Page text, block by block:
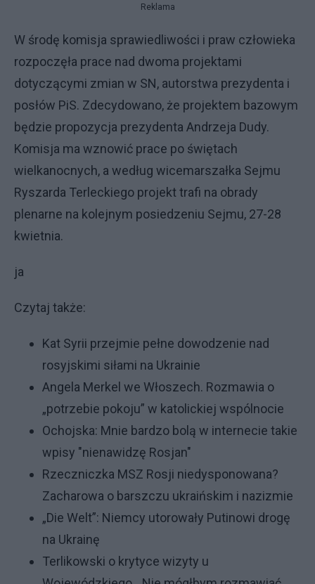
Reklama
W środę komisja sprawiedliwości i praw człowieka
rozpoczęła prace nad dwoma projektami
dotyczącymi zmian w SN, autorstwa prezydenta i
posłów PiS. Zdecydowano, że projektem bazowym
będzie propozycja prezydenta Andrzeja Dudy.
Komisja ma wznowić prace po świętach
wielkanocnych, a według wicemarszałka Sejmu
Ryszarda Terleckiego projekt trafi na obrady
plenarne na kolejnym posiedzeniu Sejmu, 27-28
kwietnia.
ja
Czytaj także:
Kat Syrii przejmie pełne dowodzenie nad
rosyjskimi siłami na Ukrainie
Angela Merkel we Włoszech. Rozmawia o
„potrzebie pokoju” w katolickiej wspólnocie
Ochojska: Mnie bardzo bolą w internecie takie
wpisy "nienawidzę Rosjan"
Rzeczniczka MSZ Rosji niedysponowana?
Zacharowa o barszczu ukraińskim i nazizmie
„Die Welt”: Niemcy utorowały Putinowi drogę
na Ukrainę
Terlikowski o krytyce wizyty u